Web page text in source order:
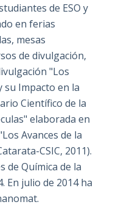
de ESO y
en ferias
mesas
de divulgación,
"Los
su Impacto en la
Científico de la
elaborada en
Avances de la
CSIC, 2011).
de Química de la
En julio de 2014 ha